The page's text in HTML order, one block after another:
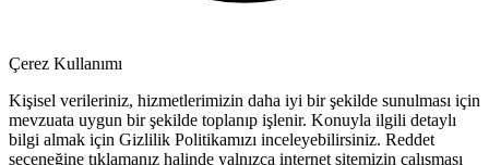
Çerez Kullanımı
Kişisel verileriniz, hizmetlerimizin daha iyi bir şekilde sunulması için
mevzuata uygun bir şekilde toplanıp işlenir. Konuyla ilgili detaylı
bilgi almak için Gizlilik Politikamızı inceleyebilirsiniz. Reddet
seçeneğine tıklamanız halinde yalnızca internet sitemizin çalışması